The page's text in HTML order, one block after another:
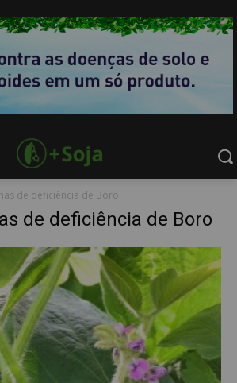
de deficiência de Boro
de deficiência de Boro